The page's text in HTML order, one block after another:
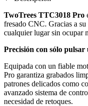
TwoTrees TTC3018 Pro
fresado CNC. Gracias a
cualquier lugar sin ocupar
Precisión con sólo pulsar
Equipada con un fiable
Pro garantiza grabados
patrones delicados como
avanzado sistema de
necesidad de retoques.